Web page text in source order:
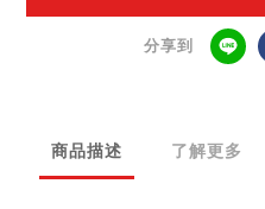
分享到
商品描述 了解更多